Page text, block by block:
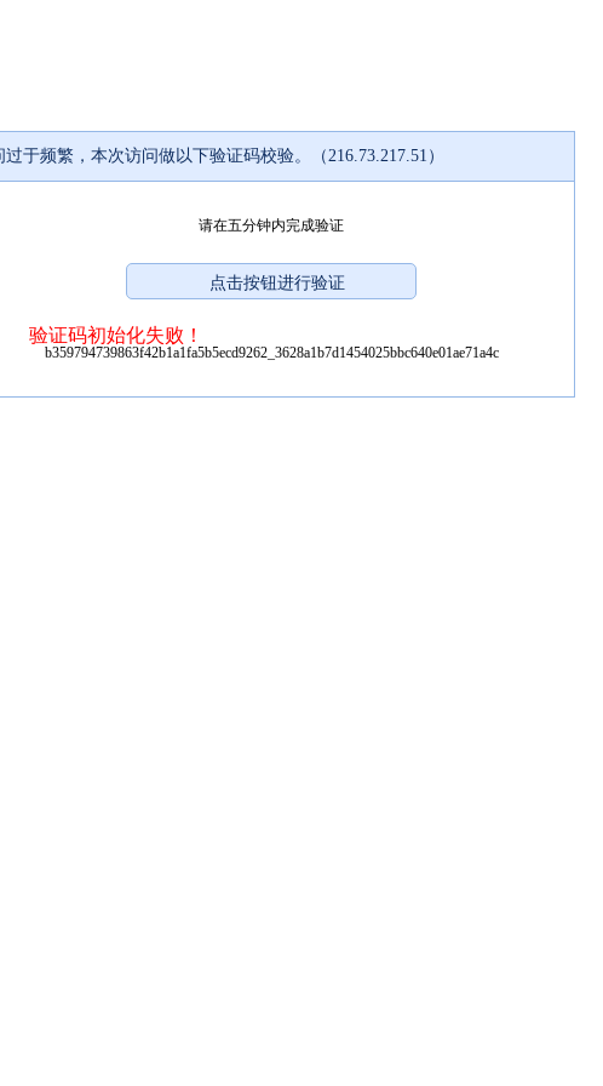
过于频繁，本次访问做以下验证码校验。（216.73.217.51）
请在五分钟内完成验证
验证码初始化失败！
b359794739863f42b1a1fa5b5ecd9262_3628a1b7d1454025bbc640e01ae71a4c